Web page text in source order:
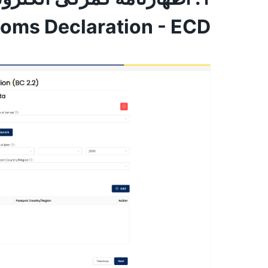
Declaration - ECD)